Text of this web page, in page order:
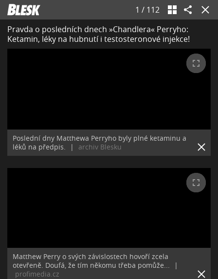
1 / 112
Pravda o posledních dnech »Chandlera« Perryho:
Ketamin, léky na hubnutí i testosteronové injekce!
Poslední dny Matthewa Perryho byly plné ketaminu a
léků na předpis.
| archiv Blesku
Matthew Perry o svých závislostech hovoří zcela
otevřeně. Doufá, že tím někomu třeba pomůže...
|
profimedia.cz